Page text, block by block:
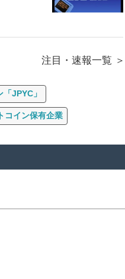
注目・速報一覧
JPYC」
コイン保有企業